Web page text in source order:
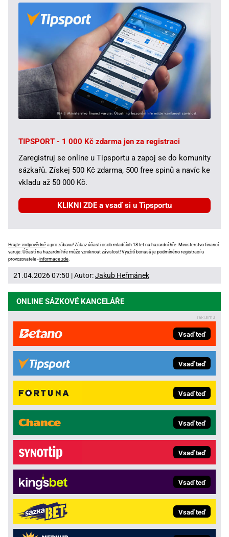
TIPSPORT - 1 000 Kč zdarma jen za registraci
Zaregistruj se online u Tipsportu a zapoj se do komunity
sázkařů. Získej 500 Kč zdarma, 500 free spinů a navíc ke
vkladu až 50 000 Kč.
KLIKNI ZDE a vsaď si u Tipsportu
Hrajte zodpovědně a pro zábavu! Zákaz účasti osob mladších 18 let na hazardní hře. Ministerstvo financí
varuje: Účastí na hazardní hře může vzniknout závislost! Využití bonusů je podmíněno registrací u
provozovatele -informace zde
21.04.2026 07:50 | Autor:Jakub Heřmánek
ONLINE SÁZKOVÉ KANCELÁŘE
Vsaď teď
Vsaď teď
Vsaď teď
Vsaď teď
Vsaď teď
Vsaď teď
Vsaď teď